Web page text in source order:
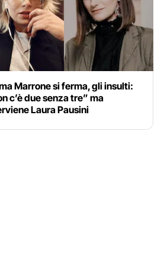
Marrone si ferma, gli insulti:
c’è due senza tre” ma
Laura Pausini